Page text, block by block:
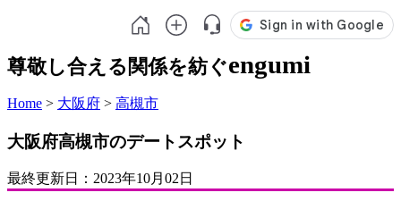
尊敬し合える関係を紡ぐengumi
Home > 大阪府 > 高槻市
大阪府高槻市のデートスポット
最終更新日： 2023年10月02日